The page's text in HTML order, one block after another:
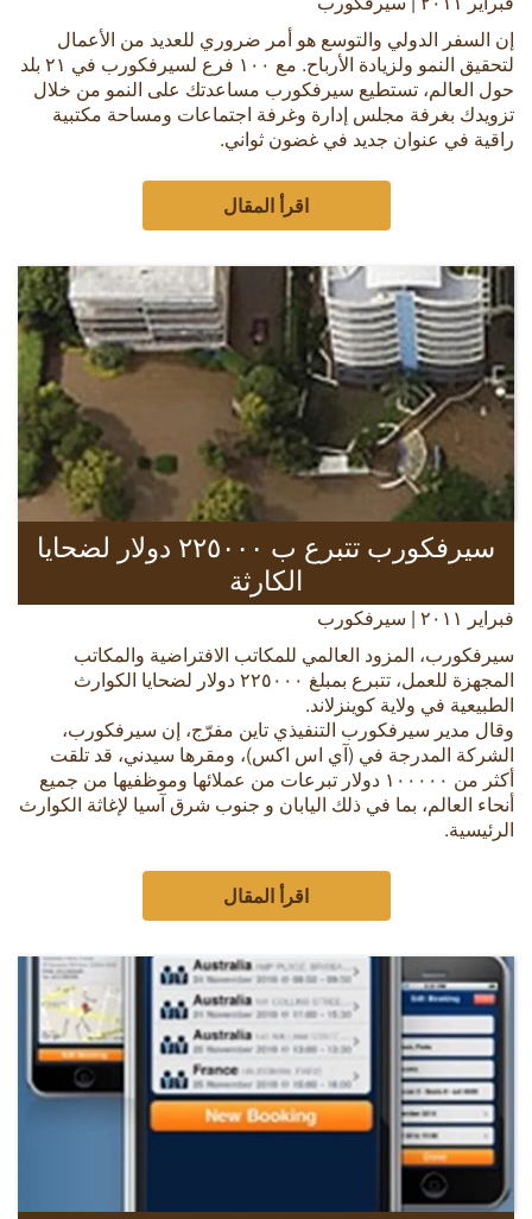
إن السفر الدولي والتوسع هو أمر ضروري للعديد من الأعمال
لتحقيق النمو ولزيادة الأرباح. مع ١٠٠ فرع لسيرفكورب في ٢١ بلد
حول العالم، تستطيع سيرفكورب مساعدتك على النمو من خلال
تزويدك بغرفة مجلس إدارة وغرفة اجتماعات ومساحة مكتبية
راقية في عنوان جديد في غضون ثواني.
اقرأ المقال
سيرفكورب تتبرع ب ٢٢٥٠٠٠ دولار لضحايا
الكارثة
فبراير ٢٠١١ | سيرفكورب
سيرفكورب، المزود العالمي للمكاتب الافتراضية والمكاتب
المجهزة للعمل، تتبرع بمبلغ ٢٢٥٠٠٠ دولار لضحايا الكوارث
الطبيعية في ولاية كوينزلاند.
وقال مدير سيرفكورب التنفيذي تاين مفرّج، إن سيرفكورب،
الشركة المدرجة في (آي اس اكس)، ومقرها سيدني، قد تلقت
أكثر من ١٠٠٠٠٠ دولار تبرعات من عملائها وموظفيها من جميع
أنحاء العالم، بما في ذلك اليابان و جنوب شرق آسيا لإغاثة الكوارث
الرئيسية.
اقرأ المقال